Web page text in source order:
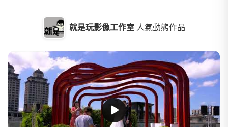
就是玩影像工作室 人氣動態作品